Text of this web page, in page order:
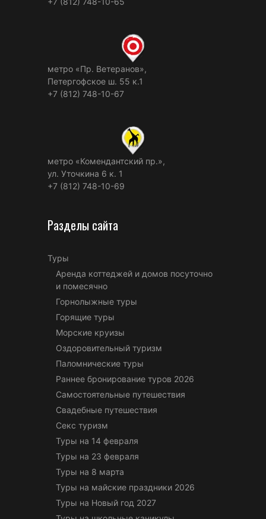
метро «Пр. Ветеранов»,
Петергофское ш. 55 к.1
+7 (812) 748-10-67
метро «Комендантский пр.»,
ул. Уточкина 6 к. 1
+7 (812) 748-10-69
Разделы сайта
Туры
Аренда коттеджей и домов посуточно
и помесячно
Горнолыжные туры
Горящие туры
Морские круизы
Оздоровительный туризм
Паломнические туры
Раннее бронирование туров 2026
Самостоятельные путешествия
Свадебные путешествия
Секс туризм
Туры на 14 февраля
Туры на 23 февраля
Туры на 8 марта
Туры на майские праздники 2026
Туры на Новый год 2027